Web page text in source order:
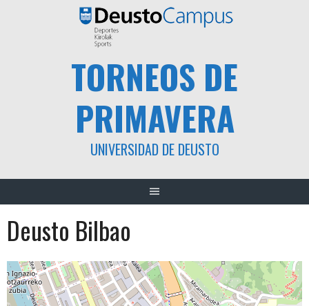
TORNEOS DE
PRIMAVERA
UNIVERSIDAD DE DEUSTO
Deusto Bilbao